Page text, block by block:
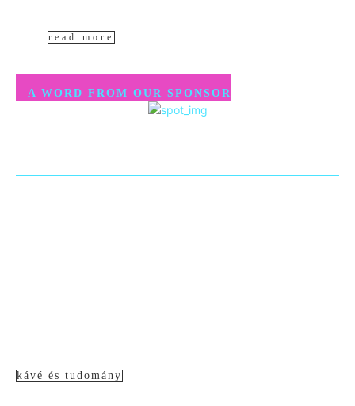
read more
A WORD FROM OUR SPONSOR
kávé és tudomány